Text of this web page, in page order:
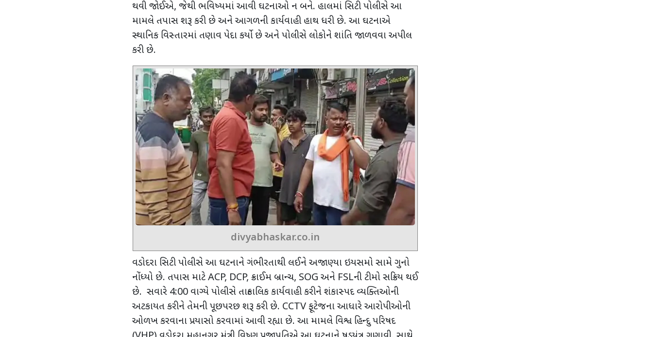
થવી જોઈએ, જેથી ભવિષ્યમાં આવી ઘટનાઓ ન બને. હાલમાં સિટી પોલીસે આ
મામલે તપાસ શરૂ કરી છે અને આગળની કાર્યવાહી હાથ ધરી છે. આ ઘટનાએ
સ્થાનિક વિસ્તારમાં તણાવ પેદા કર્યો છે અને પોલીસે લોકોને શાંતિ જાળવવા અપીલ
કરી છે.
divyabhaskar.co.in
વડોદરા સિટી પોલીસે આ ઘટનાને ગંભીરતાથી લઈને અજાણ્યા ઇયસમો સામે ગુનો
નોંધ્યો છે. તપાસ માટેACP, DCP, ક્રાઈમ બ્રાન્ચ, SOG અને FSLની ટીમો સક્રિય થઈ
છે. સવારે 4:00 વાગ્યે પોલીસે તાત્કાલિક કાર્યવાહી કરીને શંકાસ્પદ વ્યક્તિઓની
અટકાયત કરીને તેમની પૂછપરછ શરૂ કરી છે. CCTV ફૂટેજના આધારે આરોપીઓની
ઓળખ કરવાના પ્રયાસો કરવામાં આવી રહ્યા છે. આ મામલે વિશ્વ હિન્દુ પરિષદ